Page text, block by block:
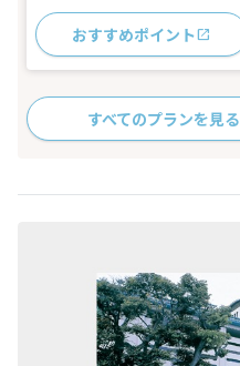
おすすめポイント
すべてのプランを見る